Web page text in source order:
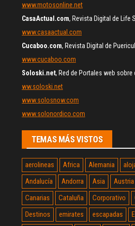
www.motosonline.net
CasaActual.com, Revista Digital de Life
www.casaactual.com
Cucaboo.com, Revista Digital de
www.cucaboo.com
Soloski.net, Red de Portales web
ww.soloski.net
www.solosnow.com
www.solonordico.com
TEMAS MÁS VISTOS
aerolineas Africa Alemania
Andalucía
Andorra Asia Austria
Canarias
Cataluña Corporativo
Destinos
emirates escapadas